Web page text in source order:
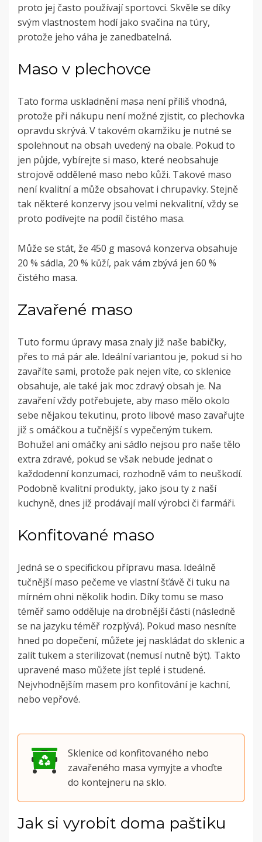
proto jej často používají sportovci. Skvěle se díky
svým vlastnostem hodí jako svačina na túry,
protože jeho váha je zanedbatelná.
Maso v plechovce
Tato forma uskladnění masa není příliš vhodná,
protože při nákupu není možné zjistit, co plechovka
opravdu skrývá. V takovém okamžiku je nutné se
spolehnout na obsah uvedený na obale. Pokud to
jen půjde, vybírejte si maso, které neobsahuje
strojově oddělené maso nebo kůži. Takové maso
není kvalitní a může obsahovat i chrupavky. Stejně
tak některé konzervy jsou velmi nekvalitní, vždy se
proto podívejte na podíl čistého masa.
Může se stát, že 450 g masová konzerva obsahuje
20 % sádla, 20 % kůží, pak vám zbývá jen 60 %
čistého masa.
Zavařené maso
Tuto formu úpravy masa znaly již naše babičky,
přes to má pár ale. Ideální variantou je, pokud si ho
zavaříte sami, protože pak nejen víte, co sklenice
obsahuje, ale také jak moc zdravý obsah je. Na
zavaření vždy potřebujete, aby maso mělo okolo
sebe nějakou tekutinu, proto libové maso zavařujte
již s omáčkou a tučnější s vypečeným tukem.
Bohužel ani omáčky ani sádlo nejsou pro naše tělo
extra zdravé, pokud se však nebude jednat o
každodenní konzumaci, rozhodně vám to neuškodí.
Podobně kvalitní produkty, jako jsou ty z naší
kuchyně, dnes již prodávají malí výrobci či farmáři.
Konfitované maso
Jedná se o specifickou přípravu masa. Ideálně
tučnější maso pečeme ve vlastní šťávě či tuku na
mírném ohni několik hodin. Díky tomu se maso
téměř samo odděluje na drobnější části (následně
se na jazyku téměř rozplývá). Pokud maso nesníte
hned po dopečení, můžete jej naskládat do sklenic a
zalít tukem a sterilizovat (nemusí nutně být). Takto
upravené maso můžete jíst teplé i studené.
Nejvhodnějším masem pro konfitování je kachní,
nebo vepřové.
Sklenice od konfitovaného nebo
zavařeného masa vymyjte a vhoďte
do kontejneru na sklo.
Jak si vyrobit doma paštiku